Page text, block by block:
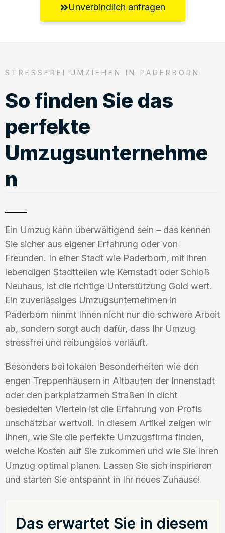
Unverbindlich anfragen
STRESSFREI UMZIEHEN IN PADERBORN
So finden Sie das
perfekte
Umzugsunternehme
n
Ein Umzug kann überwältigend sein – das kennen
Sie sicher aus eigener Erfahrung oder von
Freunden. In einer Stadt wie Paderborn, mit ihren
lebendigen Stadtteilen wie Kernstadt oder Schloß
Neuhaus, ist die richtige Unterstützung Gold wert.
Ein zuverlässiges Umzugsunternehmen in
Paderborn nimmt Ihnen nicht nur die schwere Arbeit
ab, sondern sorgt auch dafür, dass Ihr Umzug
stressfrei und reibungslos verläuft.
Besonders bei lokalen Besonderheiten wie den
engen Treppenhäusern in Altbauten der Innenstadt
oder den parkplatzarmen Straßen in dicht
besiedelten Vierteln ist die Erfahrung von Profis
unschätzbar wertvoll. In diesem Artikel zeigen wir
Ihnen, wie Sie die perfekte Umzugsfirma finden,
welche Kosten auf Sie zukommen und wie Sie Ihren
Umzug optimal planen. Lassen Sie sich inspirieren
und starten Sie entspannt in Ihr neues Zuhause!
Das erwartet Sie in diesem